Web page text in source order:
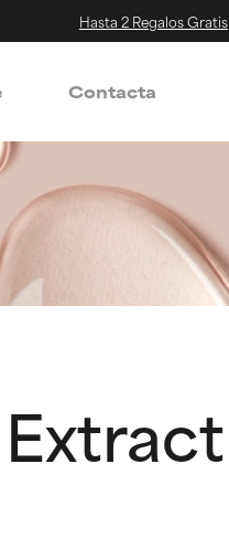
Hasta 2 Regalos Gratis
Contacta